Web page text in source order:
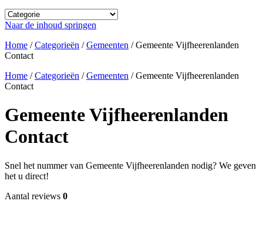
Naar de inhoud springen
Home /Categorieën /Gemeenten /Gemeente Vijfheerenlanden
Contact
Home /Categorieën /Gemeenten /Gemeente Vijfheerenlanden
Contact
Gemeente Vijfheerenlanden
Contact
Snel het nummer van Gemeente Vijfheerenlanden nodig? We geven
het u direct!
Aantal reviews 0